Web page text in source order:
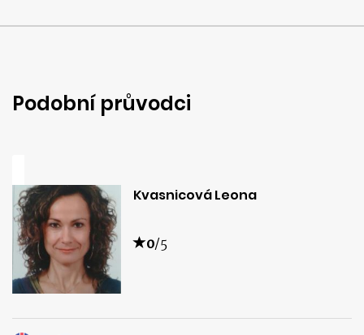
Podobní průvodci
Kvasnicová Leona
0/5